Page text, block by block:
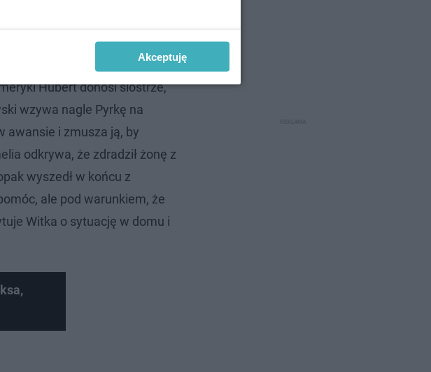
Hubert donosi siostrze,
wzywa nagle Pyrkę na
awansie i zmusza ją, by
odkrywa, że zdradził żonę z
wyszedł w końcu z
ale pod warunkiem, że
Witka o sytuację w domu i
Akceptuję